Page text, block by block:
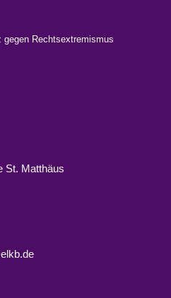
Rechtsextremismus
St. Matthäus